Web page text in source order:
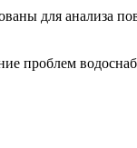
для анализа
проблем